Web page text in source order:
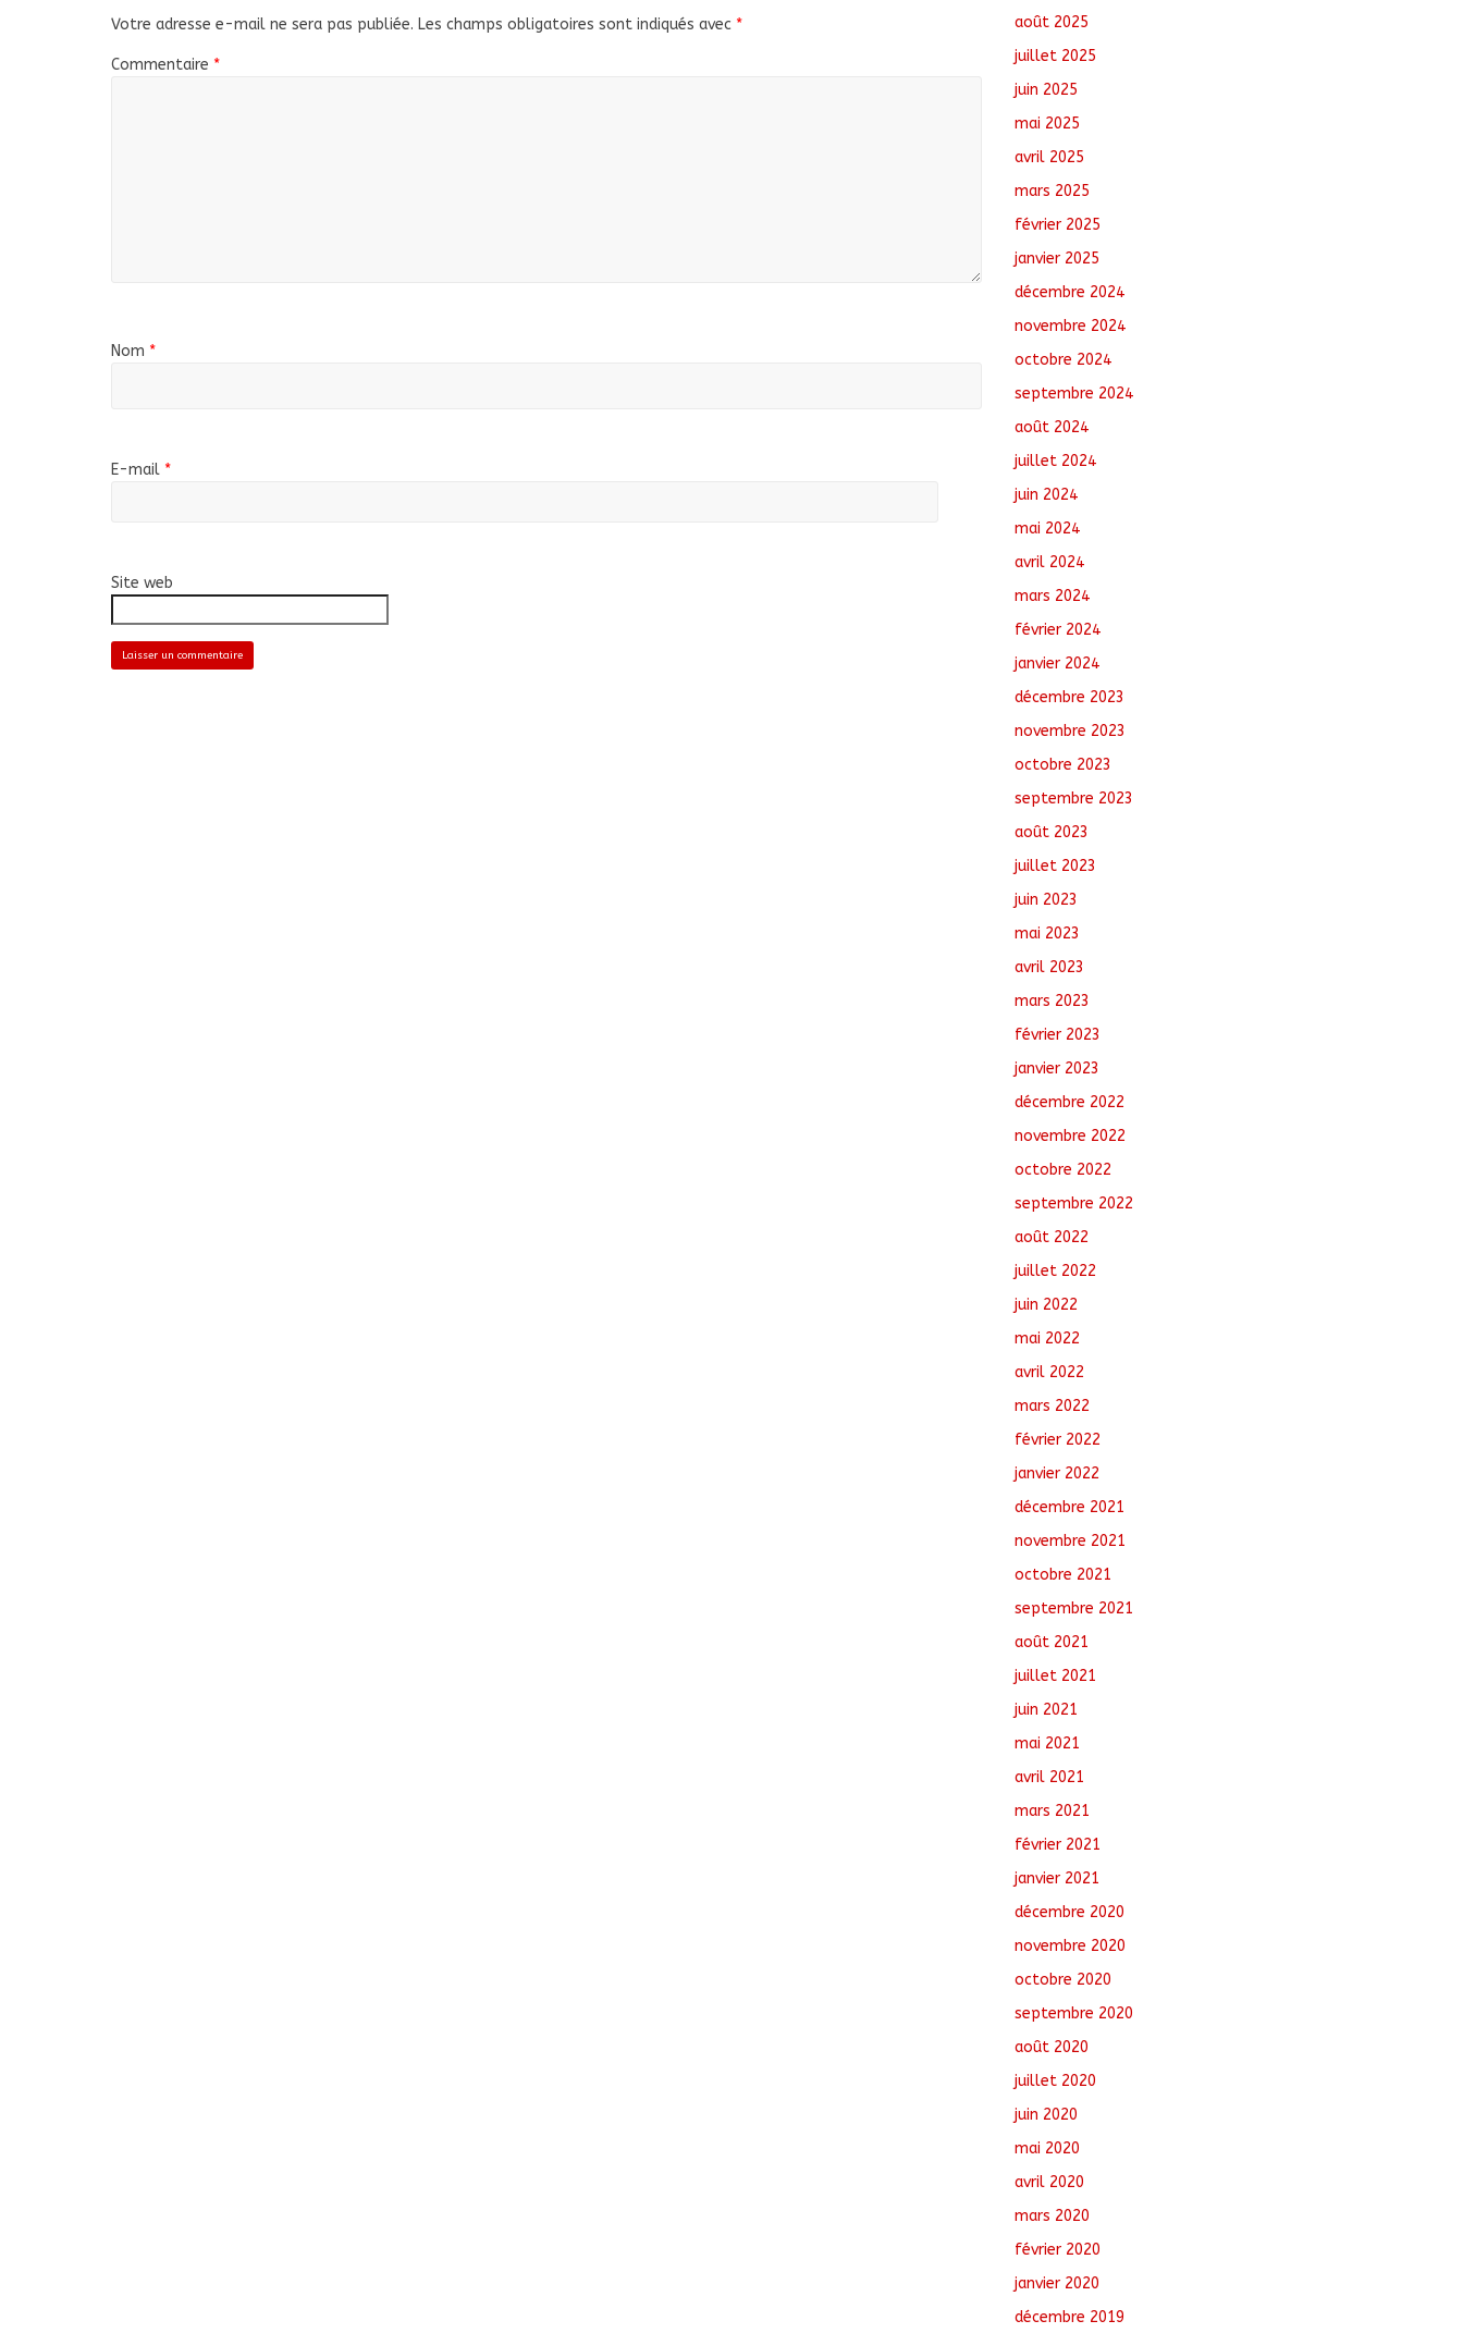
Votre adresse e-mail ne sera pas publiée. Les champs obligatoires sont indiqués avec *
Commentaire *
Nom *
E-mail *
Site web
Comments
août 2025
juillet 2025
juin 2025
mai 2025
avril 2025
mars 2025
février 2025
janvier 2025
décembre 2024
novembre 2024
octobre 2024
septembre 2024
août 2024
juillet 2024
juin 2024
mai 2024
avril 2024
mars 2024
février 2024
janvier 2024
décembre 2023
novembre 2023
octobre 2023
septembre 2023
août 2023
juillet 2023
juin 2023
mai 2023
avril 2023
mars 2023
février 2023
janvier 2023
décembre 2022
novembre 2022
octobre 2022
septembre 2022
août 2022
juillet 2022
juin 2022
mai 2022
avril 2022
mars 2022
février 2022
janvier 2022
décembre 2021
novembre 2021
octobre 2021
septembre 2021
août 2021
juillet 2021
juin 2021
mai 2021
avril 2021
mars 2021
février 2021
janvier 2021
décembre 2020
novembre 2020
octobre 2020
septembre 2020
août 2020
juillet 2020
juin 2020
mai 2020
avril 2020
mars 2020
février 2020
janvier 2020
décembre 2019